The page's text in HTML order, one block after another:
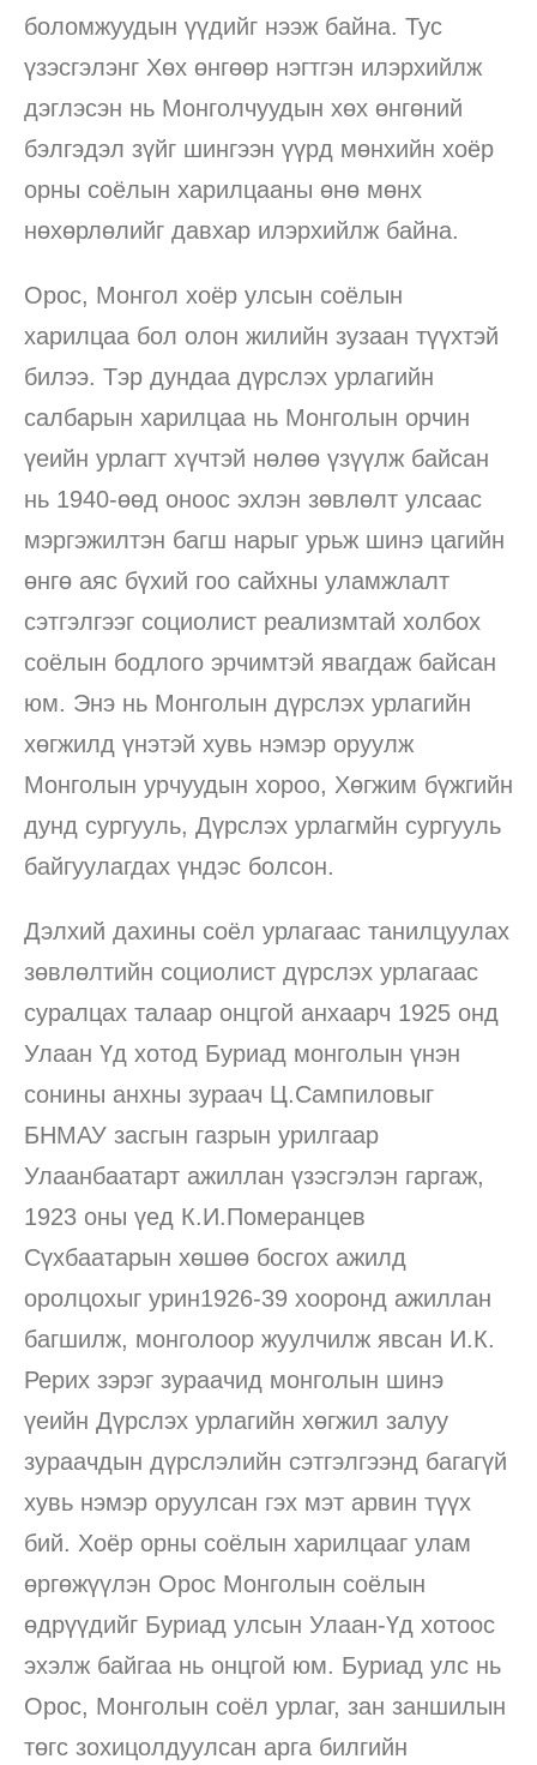
боломжуудын үүдийг нээж байна. Тус
үзэсгэлэнг Хөх өнгөөр нэгтгэн илэрхийлж
дэглэсэн нь Монголчуудын хөх өнгөний
бэлгэдэл зүйг шингээн үүрд мөнхийн хоёр
орны соёлын харилцааны өнө мөнх
нөхөрлөлийг давхар илэрхийлж байна.
Орос, Монгол хоёр улсын соёлын
харилцаа бол олон жилийн зузаан түүхтэй
билээ. Тэр дундаа дүрслэх урлагийн
салбарын харилцаа нь Монголын орчин
үеийн урлагт хүчтэй нөлөө үзүүлж байсан
нь 1940-өөд оноос эхлэн зөвлөлт улсаас
мэргэжилтэн багш нарыг урьж шинэ цагийн
өнгө аяс бүхий гоо сайхны уламжлалт
сэтгэлгээг социолист реализмтай холбох
соёлын бодлого эрчимтэй явагдаж байсан
юм. Энэ нь Монголын дүрслэх урлагийн
хөгжилд үнэтэй хувь нэмэр оруулж
Монголын урчуудын хороо, Хөгжим бүжгийн
дунд сургууль, Дүрслэх урлагмйн сургууль
байгуулагдах үндэс болсон.
Дэлхий дахины соёл урлагаас танилцуулах
зөвлөлтийн социолист дүрслэх урлагаас
суралцах талаар онцгой анхаарч 1925 онд
Улаан Үд хотод Буриад монголын үнэн
сонины анхны зураач Ц.Сампиловыг
БНМАУ засгын газрын урилгаар
Улаанбаатарт ажиллан үзэсгэлэн гаргаж,
1923 оны үед К.И.Померанцев
Сүхбаатарын хөшөө босгох ажилд
оролцохыг урин1926-39 хооронд ажиллан
багшилж, монголоор жуулчилж явсан И.К.
Рерих зэрэг зураачид монголын шинэ
үеийн Дүрслэх урлагийн хөгжил залуу
зураачдын дүрслэлийн сэтгэлгээнд багагүй
хувь нэмэр оруулсан гэх мэт арвин түүх
бий. Хоёр орны соёлын харилцааг улам
өргөжүүлэн Орос Монголын соёлын
өдрүүдийг Буриад улсын Улаан-Үд хотоос
эхэлж байгаа нь онцгой юм. Буриад улс нь
Орос, Монголын соёл урлаг, зан заншилын
төгс зохицолдуулсан арга билгийн